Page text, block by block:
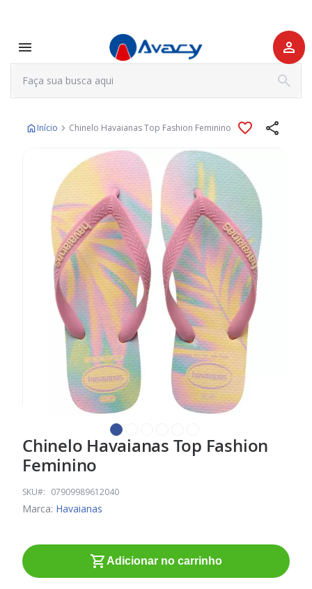
Início Chinelo Havaianas Top Fashion Feminino
imagens
Saltar
para
o
início
da
imagens
Chinelo Havaianas Top Fashion
Feminino
SKU 07909989612040
Marca: Havaianas
Adicionar no carrinho